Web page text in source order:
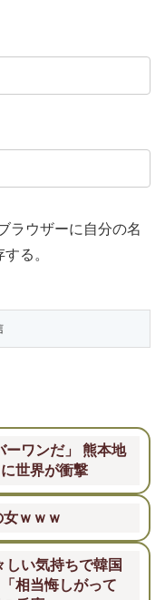
ラウザーに自分の名
る。
ーワンだ」 熊本地
世界が衝撃
女ｗｗｗ
しい気持ちで韓国
相当悔しがって